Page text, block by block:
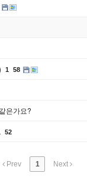
1 58
은가요?
52
Prev 1 Next